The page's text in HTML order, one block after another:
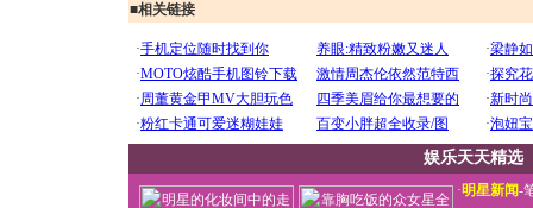
■相关链接
娱乐天天精选
·明星新闻-